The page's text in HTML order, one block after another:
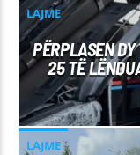
LAJME
PËRPLASEN
25 TË
LAJME